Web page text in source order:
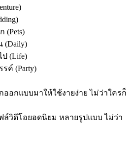
(Pets)
(Daily)
(Life)
รค์ (Party)
อกแบบมาให้ใช้งายง่าย ไม่ว่าใครก็
ล์วิดีโอยอดนิยม หลายรูปแบบ ไม่ว่า